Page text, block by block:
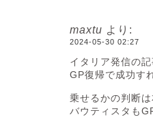
maxtu より:
2024-05-30 02:27
イタリア発信の
GP復帰で成功す
乗せるかの判断
バウティスタも